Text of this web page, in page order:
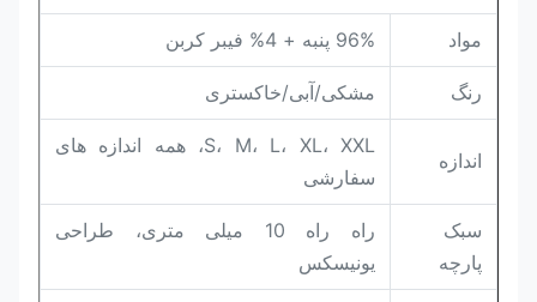
مواد 96% پنبه + 4% فیبر کربن
رنگ مشکی/آبی/خاکستری
اندازه
S، M، L، XL، XXL، همه اندازه های
سفارشی
سبک
پارچه
راه راه 10 میلی متری، طراحی
یونیسکس